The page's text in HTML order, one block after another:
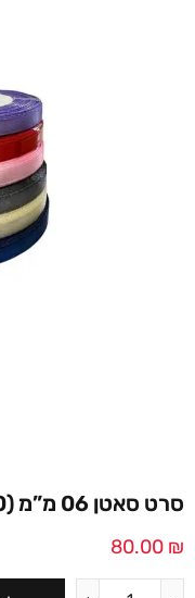
סרט סאטן 06 מ”מ (50 מטר)
80.00 ₪